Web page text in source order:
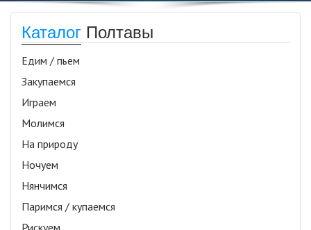
Каталог Полтавы
Едим / пьем
Закупаемся
Играем
Молимся
На природу
Ночуем
Нянчимся
Паримся / купаемся
Рискуем